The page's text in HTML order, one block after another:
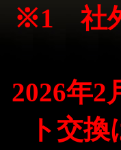
※1 社外
2026年
ト交